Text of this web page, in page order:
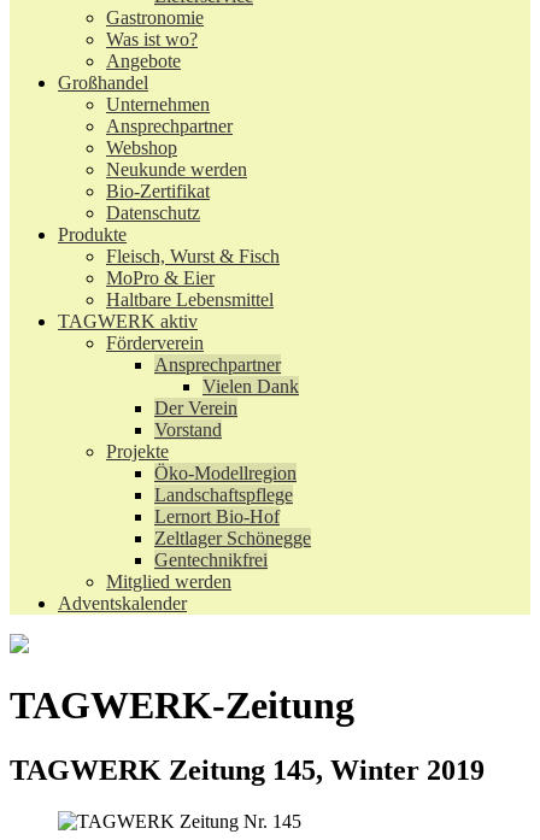
Gastronomie
Was ist wo?
Angebote
Großhandel
Unternehmen
Ansprechpartner
Webshop
Neukunde werden
Bio-Zertifikat
Datenschutz
Produkte
Fleisch, Wurst & Fisch
MoPro & Eier
Haltbare Lebensmittel
TAGWERK aktiv
Förderverein
Ansprechpartner
Vielen Dank
Der Verein
Vorstand
Projekte
Öko-Modellregion
Landschaftspflege
Lernort Bio-Hof
Zeltlager Schönegge
Gentechnikfrei
Mitglied werden
Adventskalender
TAGWERK-Zeitung
TAGWERK Zeitung 145, Winter 2019